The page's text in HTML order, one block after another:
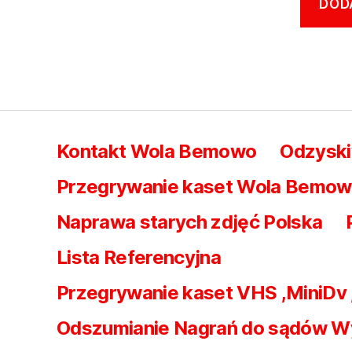
Kontakt Wola Bemowo
Przegrywanie kaset Wola
Naprawa starych zdjęć Polska
Lista Referencyjna
Przegrywanie kaset VHS
Odszumianie Nagrań do sądów